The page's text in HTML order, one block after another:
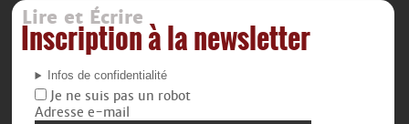
Lire et Écrire
Inscription à la newsletter
Infos de confidentialité
Je ne suis pas un robot
Adresse e-mail